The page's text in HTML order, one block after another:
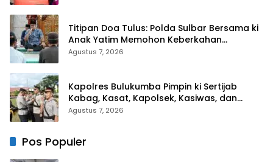
Titipan Doa Tulus: Polda Sulbar Bersama ki
Anak Yatim Memohon Keberkahan
Keamanan Negeri
Agustus 7, 2026
Kapolres Bulukumba Pimpin ki Sertijab
Kabag, Kasat, Kapolsek, Kasiwas, dan
Pelantikan Kasi Humas
Agustus 7, 2026
Pos Populer